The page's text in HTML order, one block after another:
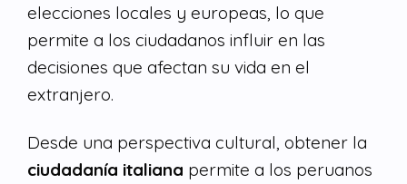
elecciones locales y europeas, lo que
permite a los ciudadanos influir en las
decisiones que afectan su vida en el
extranjero.
Desde una perspectiva cultural, obtener la
ciudadanía italiana permite a los peruanos